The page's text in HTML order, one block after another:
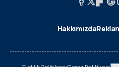
Hakkımızda